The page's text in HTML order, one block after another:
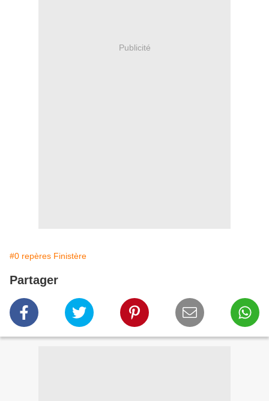
Publicité
#0 repères Finistère
Partager